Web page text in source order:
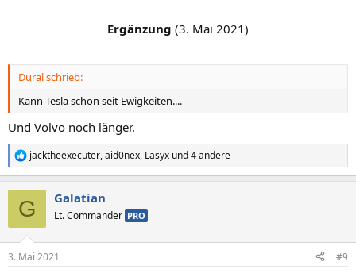
Ergänzung (3. Mai 2021)
Dural schrieb:
Kann Tesla schon seit Ewigkeiten....
Und Volvo noch länger.
R
e
e
jacktheexecuter,aid0nex, Lasyx und 4 andere
G Galatian
Lt. Commander PRO
3. Mai 2021 #9